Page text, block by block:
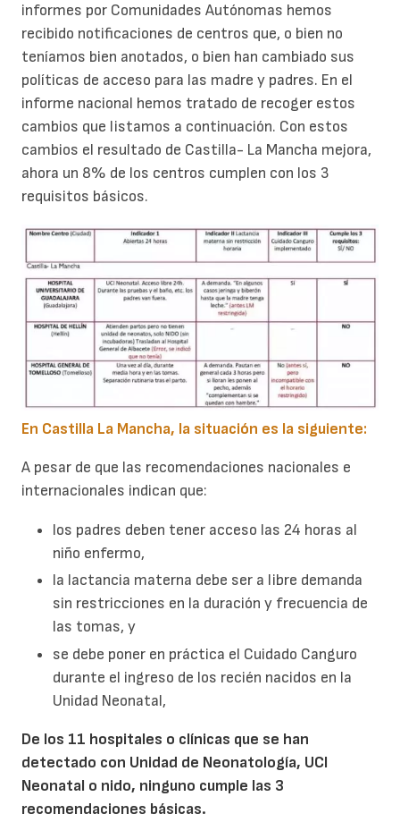
informes por Comunidades Autónomas hemos
recibido notificaciones de centros que, o bien no
teníamos bien anotados, o bien han cambiado sus
políticas de acceso para las madre y padres. En el
informe nacional hemos tratado de recoger estos
cambios que listamos a continuación. Con estos
cambios el resultado de Castilla- La Mancha mejora,
ahora un 8% de los centros cumplen con los 3
requisitos básicos.
En Castilla La Mancha, la situación es la siguiente:
A pesar de que las recomendaciones nacionales e
internacionales indican que:
los padres deben tener acceso las 24 horas al
niño enfermo,
la lactancia materna debe ser a libre demanda
sin restricciones en la duración y frecuencia de
las tomas, y
se debe poner en práctica el Cuidado Canguro
durante el ingreso de los recién nacidos en la
Unidad Neonatal,
De los 11 hospitales o clínicas que se han
detectado con Unidad de Neonatología, UCI
Neonatal o nido, ninguno cumple las 3
recomendaciones básicas.